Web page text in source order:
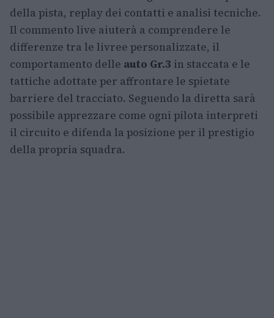
della pista, replay dei contatti e analisi tecniche.
Il commento live aiuterà a comprendere le
differenze tra le livree personalizzate, il
comportamento delle auto Gr.3 in staccata e le
tattiche adottate per affrontare le spietate
barriere del tracciato. Seguendo la diretta sarà
possibile apprezzare come ogni pilota interpreti
il circuito e difenda la posizione per il prestigio
della propria squadra.